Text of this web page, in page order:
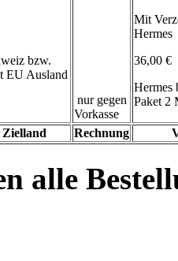
Zielland Rechnung
bzw.
EU Ausland
nur gegen
Vorkasse
Mit
Hermes
36,00 €
Hermes
Paket 2
alle